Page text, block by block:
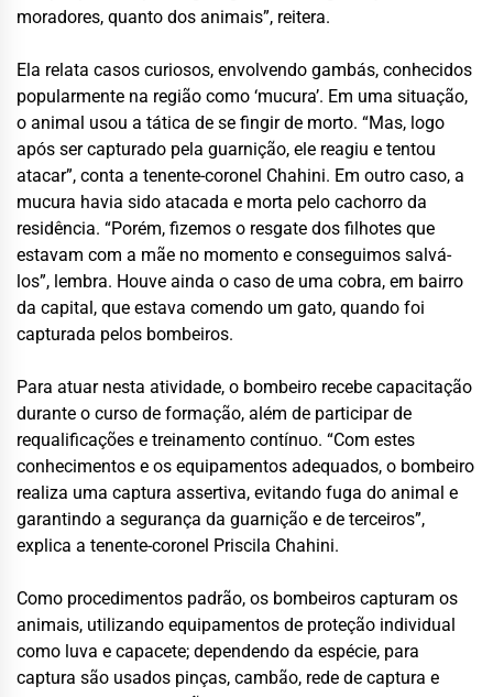
moradores, quanto dos animais”, reitera.
Ela relata casos curiosos, envolvendo gambás, conhecidos
popularmente na região como ‘mucura’. Em uma situação,
o animal usou a tática de se fingir de morto. “Mas, logo
após ser capturado pela guarnição, ele reagiu e tentou
atacar”, conta a tenente-coronel Chahini. Em outro caso, a
mucura havia sido atacada e morta pelo cachorro da
residência. “Porém, fizemos o resgate dos filhotes que
estavam com a mãe no momento e conseguimos salvá-
los”, lembra. Houve ainda o caso de uma cobra, em bairro
da capital, que estava comendo um gato, quando foi
capturada pelos bombeiros.
Para atuar nesta atividade, o bombeiro recebe capacitação
durante o curso de formação, além de participar de
requalificações e treinamento contínuo. “Com estes
conhecimentos e os equipamentos adequados, o bombeiro
realiza uma captura assertiva, evitando fuga do animal e
garantindo a segurança da guarnição e de terceiros”,
explica a tenente-coronel Priscila Chahini.
Como procedimentos padrão, os bombeiros capturam os
animais, utilizando equipamentos de proteção individual
como luva e capacete; dependendo da espécie, para
captura são usados pinças, cambão, rede de captura e